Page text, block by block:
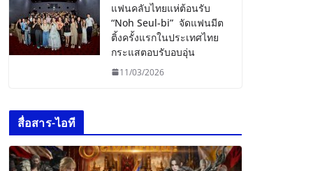
แฟนคลับไทยแห่ต้อนรับ
“Noh Seul-bi” จัดแฟนมีต
ติ้งครั้งแรกในประเทศไทย
กระแสตอบรับอบอุ่น
11/03/2026
สื่อสาร-ไอที